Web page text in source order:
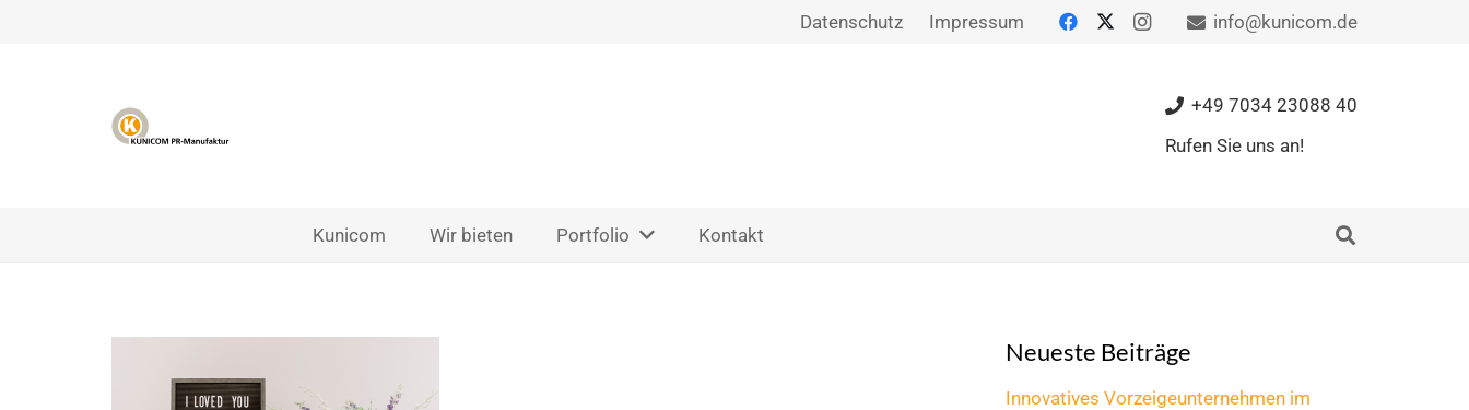
Datenschutz Impressum info@kunicom.de
+49 7034 23088 40
Rufen Sie uns an!
Kunicom Wir bieten Portfolio Kontakt
Neueste Beiträge
Innovatives Vorzeigeunternehmen im